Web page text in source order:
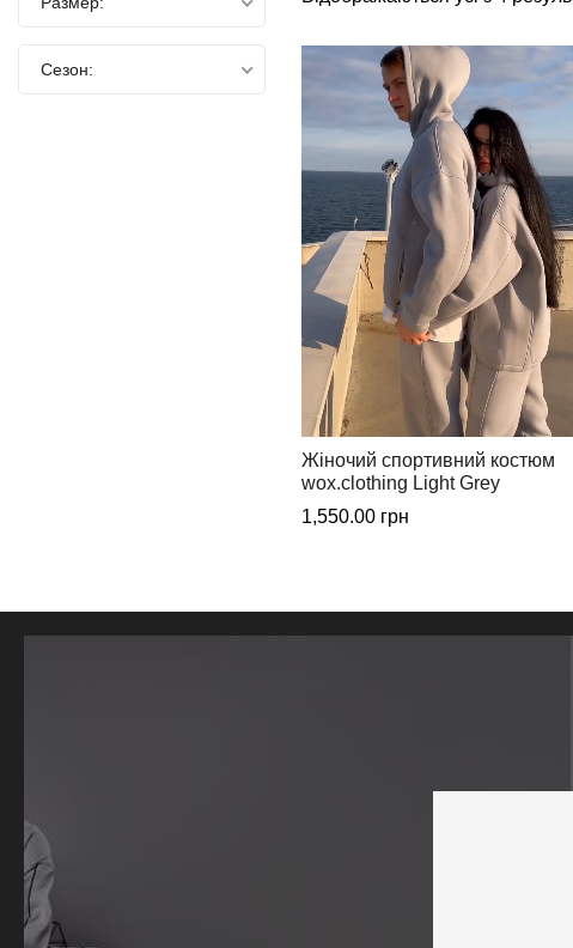
Сезон:
Жіночий спортивний костюм
wox.clothing Light Grey
1,550.00 грн